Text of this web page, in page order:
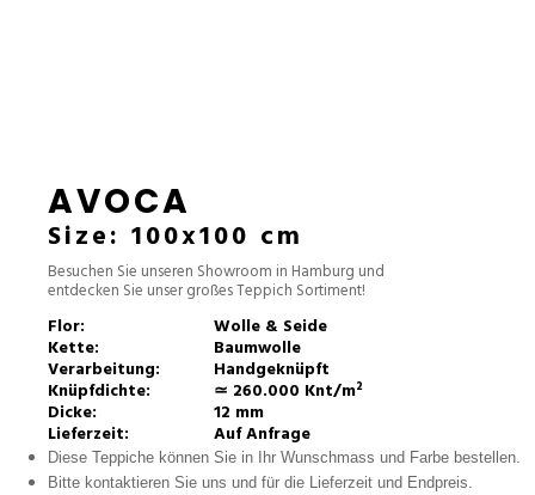
AVOCA
Size: 100x100 cm
Besuchen Sie unseren Showroom in Hamburg und
entdecken Sie unser großes Teppich Sortiment!
Flor: Wolle & Seide
Kette: Baumwolle
Verarbeitung: Handgeknüpft
Knüpfdichte: ≃ 260.000 Knt/m²
Dicke: 12 mm
Lieferzeit: Auf Anfrage
Diese Teppiche können Sie in Ihr Wunschmass und Farbe bestellen.
Bitte kontaktieren Sie uns und für die Lieferzeit und Endpreis.